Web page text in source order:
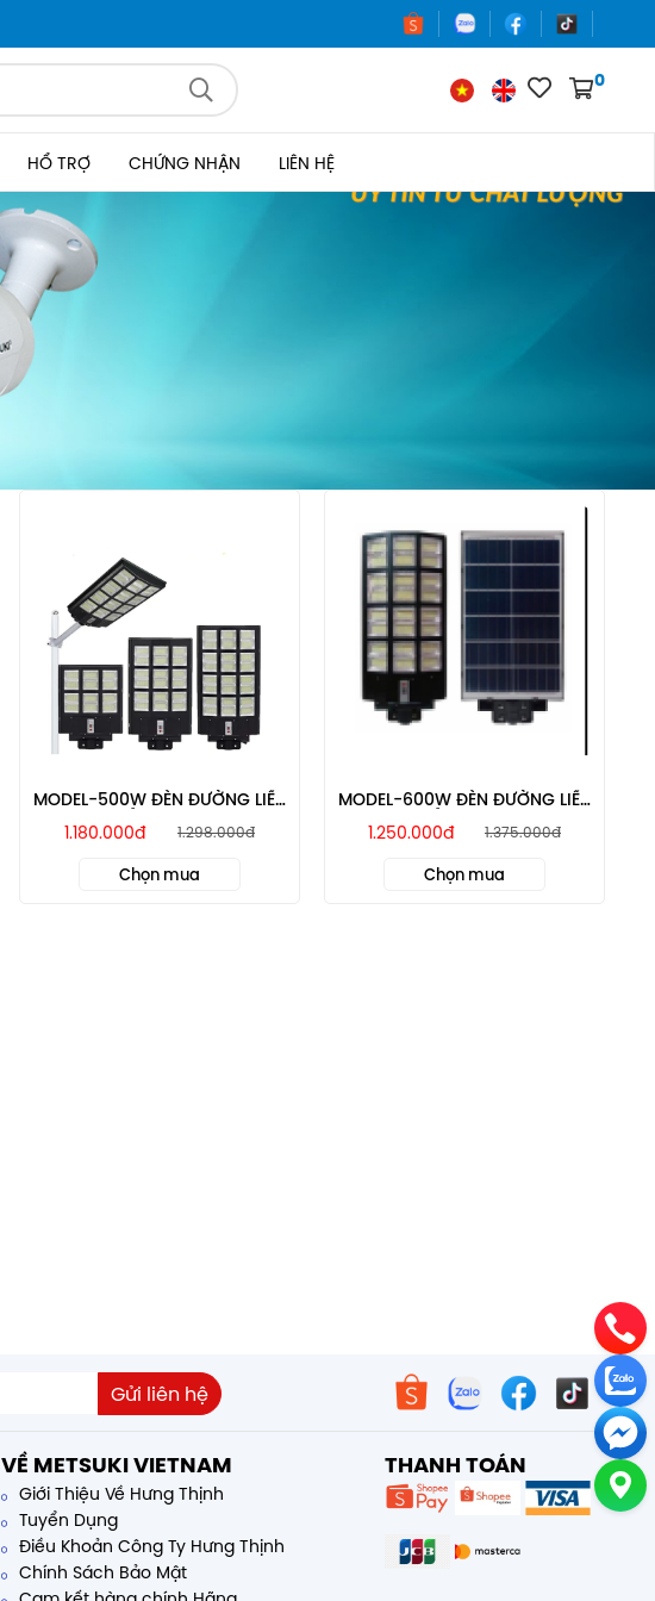
0
HỔ TRỢ CHỨNG NHẬN LIÊN HỆ
MODEL-500W ĐÈN ĐƯỜNG LIỀN
1.180.000đ 1.298.000đ
Chọn mua
MODEL-600W ĐÈN ĐƯỜNG LIỀN
1.250.000đ 1.375.000đ
Chọn mua
VỀ METSUKI VIETNAM
Giới Thiệu Về Hưng Thịnh
Tuyển Dụng
Điều Khoản Công Ty Hưng Thịnh
Chính Sách Bảo Mật
THANH TOÁN